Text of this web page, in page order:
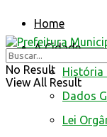
Home
A Cidade
História
Dados
Lei
No Result
View All Result